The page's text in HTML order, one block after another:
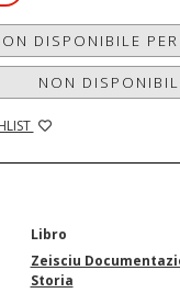
DISPONIBILE
NON
Libro
Zeisciu
Storia